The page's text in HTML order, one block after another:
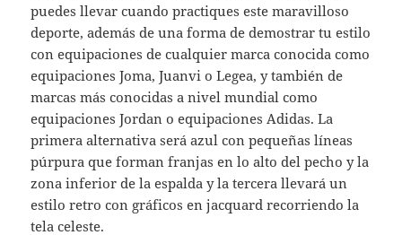
puedes llevar cuando practiques este maravilloso
deporte, además de una forma de demostrar tu estilo
con equipaciones de cualquier marca conocida como
equipaciones Joma, Juanvi o Legea, y también de
marcas más conocidas a nivel mundial como
equipaciones Jordan o equipaciones Adidas. La
primera alternativa será azul con pequeñas líneas
púrpura que forman franjas en lo alto del pecho y la
zona inferior de la espalda y la tercera llevará un
estilo retro con gráficos en jacquard recorriendo la
tela celeste.